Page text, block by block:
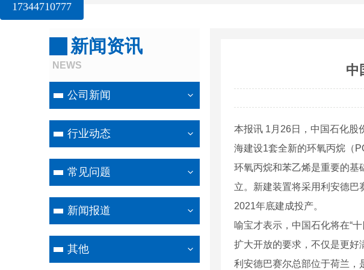
新闻资讯
NEWS
公司新闻
行业动态
常见问题
新闻报道
其他
中
本报讯 1月26日，中国石化股
海建设1套全新的环氧丙烷（
环氧丙烷和苯乙烯是重要的基
立。新建装置将采用利安德
2021年底建成投产。
喻宝才表示，中国石化将在“
扩大开放的要求，不仅是更好
利安德巴赛尔总部位于荷兰，
17344710777